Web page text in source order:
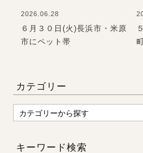
2026.06.28
６月３０日(火)長浜市・米原
市にペット帯
カテゴリー
キーワード検索